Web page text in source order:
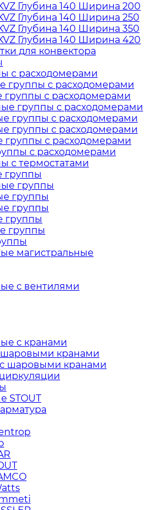
Глубина 140 Ширина 200
Глубина 140 Ширина 250
Глубина 140 Ширина 350
Глубина 140 Ширина 420
для конвектора
с расходомерами
группы с расходомерами
группы с расходомерами
группы с расходомерами
группы с расходомерами
группы с расходомерами
группы с расходомерами
с расходомерами
с термостатами
группы
группы
группы
группы
группы
группы
магистральные
с вентилями
с кранами
шаровыми кранами
с шаровыми кранами
STOUT